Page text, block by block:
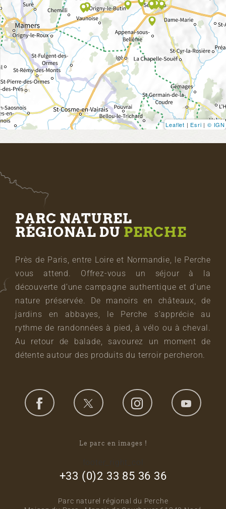
Leaflet | Esri | © IGN
PARC NATUREL
RÉGIONAL DU PERCHE
Près de Paris, entre Loire et Normandie, le Perche
vous attend. Offrez-vous un séjour à la
découverte d’une campagne authentique et d’une
nature préservée. De manoirs en châteaux, de
jardins en abbayes, le Perche s’apprécie au
rythme de randonnées à pied, à vélo ou à cheval.
Au retour de balade, savourez un moment de
détente autour des produits du terroir percheron.
Le parc en images !
+33 (0)2 33 85 36 36
Parc naturel régional du Perche